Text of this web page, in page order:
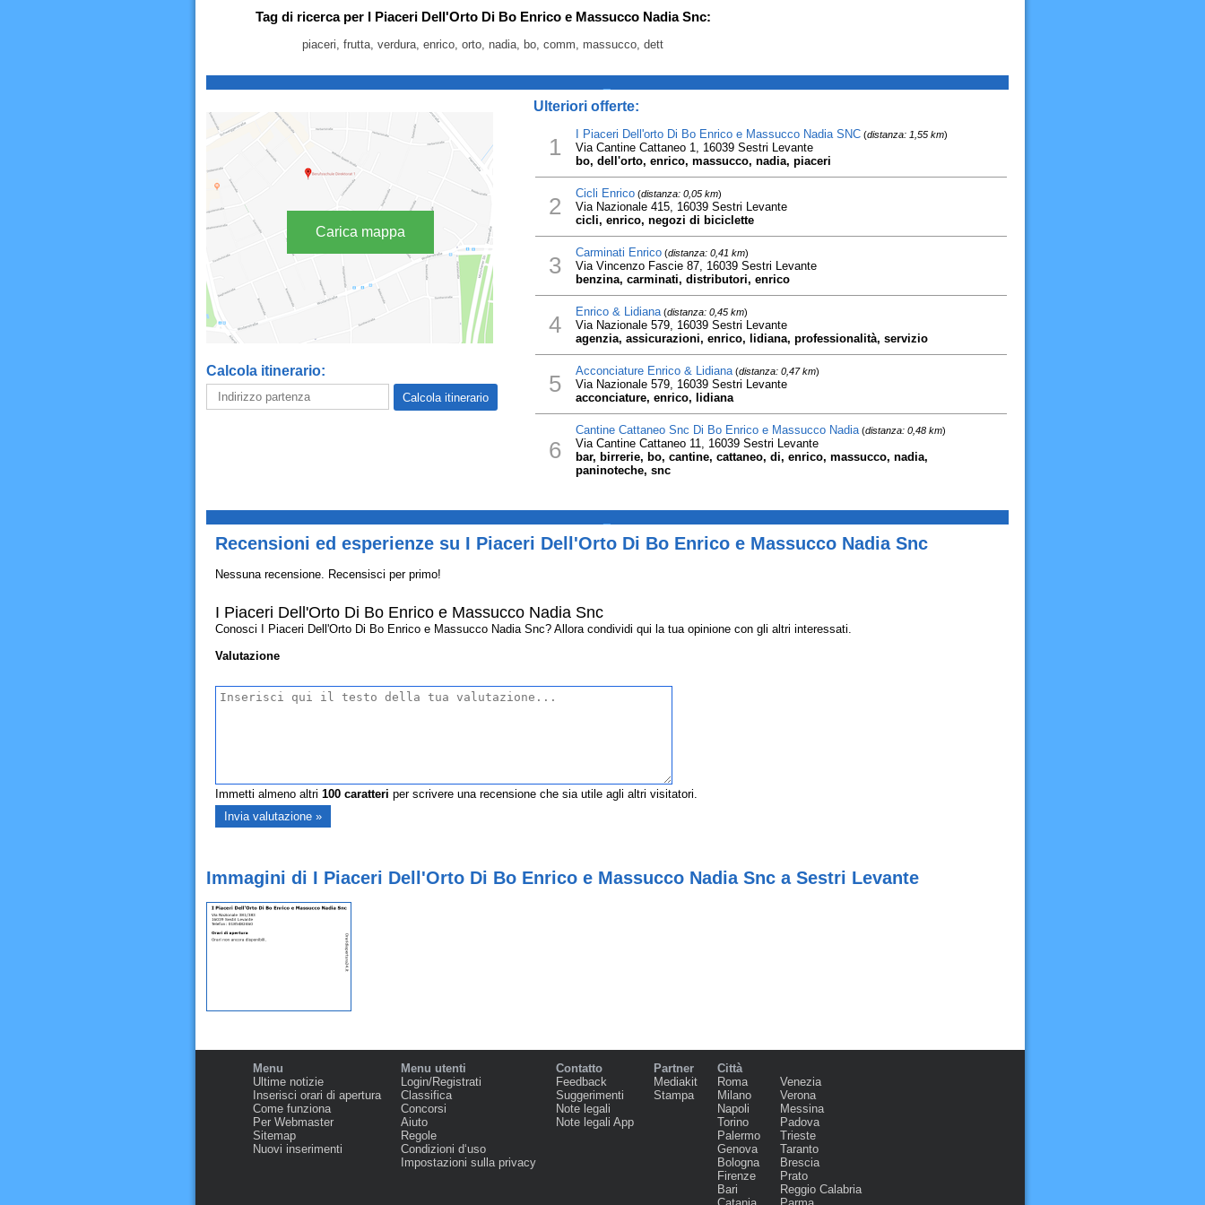
Tag di ricerca per I Piaceri Dell'Orto Di Bo Enrico e Massucco Nadia Snc:
piaceri, frutta, verdura, enrico, orto, nadia, bo, comm, massucco, dett
Carica mappa
Calcola itinerario:
Ulteriori offerte:
1 I Piaceri Dell'orto Di Bo Enrico e Massucco Nadia SNC(distanza: 1,55 km)
Via Cantine Cattaneo 1, 16039 Sestri Levante
bo, dell'orto, enrico, massucco, nadia, piaceri
2 Cicli Enrico(distanza: 0,05 km)
Via Nazionale 415, 16039 Sestri Levante
cicli, enrico, negozi di biciclette
3 Carminati Enrico(distanza: 0,41 km)
Via Vincenzo Fascie 87, 16039 Sestri Levante
benzina, carminati, distributori, enrico
4 Enrico & Lidiana(distanza: 0,45 km)
Via Nazionale 579, 16039 Sestri Levante
agenzia, assicurazioni, enrico, lidiana, professionalità, servizio
5 Acconciature Enrico & Lidiana(distanza: 0,47 km)
Via Nazionale 579, 16039 Sestri Levante
acconciature, enrico, lidiana
6
Cantine Cattaneo Snc Di Bo Enrico e Massucco Nadia(distanza: 0,48 km)
Via Cantine Cattaneo 11, 16039 Sestri Levante
bar, birrerie, bo, cantine, cattaneo, di, enrico, massucco, nadia,
paninoteche, snc
Recensioni ed esperienze su I Piaceri Dell'Orto Di Bo Enrico e Massucco Nadia Snc
Nessuna recensione. Recensisci per primo!
I Piaceri Dell'Orto Di Bo Enrico e Massucco Nadia Snc
Conosci I Piaceri Dell'Orto Di Bo Enrico e Massucco Nadia Snc? Allora condividi qui la tua opinione con gli altri interessati.
Valutazione
Immetti almeno altri 100caratteri per scrivere una recensione che sia utile agli altri visitatori.
Immagini di I Piaceri Dell'Orto Di Bo Enrico e Massucco Nadia Snc a Sestri Levante
Menu
Ultime notizie
Inserisci orari di apertura
Come funziona
Per Webmaster
Sitemap
Nuovi inserimenti
Menu utenti
Login/Registrati
Classifica
Concorsi
Aiuto
Regole
Condizioni d‘uso
Impostazioni sulla privacy
Contatto
Feedback
Suggerimenti
Note legali
Note legali App
Partner
Mediakit
Stampa
Città
Roma
Milano
Napoli
Torino
Palermo
Genova
Bologna
Firenze
Bari
Venezia
Verona
Messina
Padova
Trieste
Taranto
Brescia
Prato
Reggio Calabria